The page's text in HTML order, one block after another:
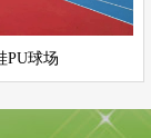
PU球场